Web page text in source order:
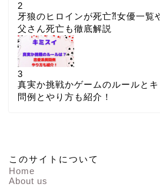
2
牙狼のヒロインが死亡⁈女優一覧
父さん死亡も徹底解説
3
真実か挑戦かゲームのルールと
問例とやり方も紹介！
このサイトについて
Home
About us